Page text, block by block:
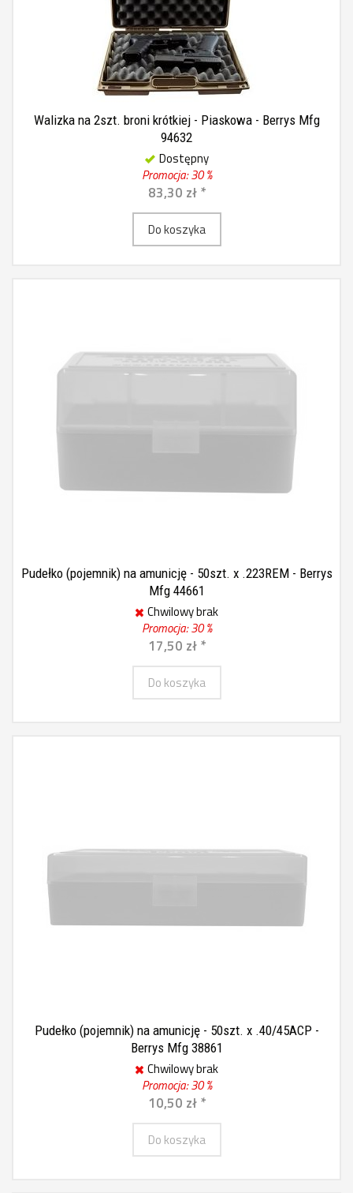
Walizka na 2szt. broni krótkiej - Piaskowa - Berrys Mfg
94632
Dostępny
Promocja: 30 %
83,30 zł *
Do koszyka
Pudełko (pojemnik) na amunicję - 50szt. x .223REM - Berrys
Mfg 44661
Chwilowy brak
Promocja: 30 %
17,50 zł *
Do koszyka
Pudełko (pojemnik) na amunicję - 50szt. x .40/45ACP -
Berrys Mfg 38861
Chwilowy brak
Promocja: 30 %
10,50 zł *
Do koszyka